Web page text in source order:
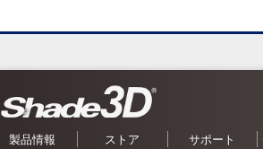
製品情報 ストア サポート